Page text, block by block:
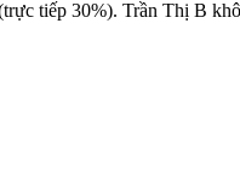
tiếp 30%). Trần Thị B